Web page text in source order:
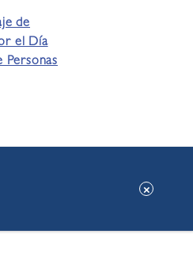
de
el Día
Personas